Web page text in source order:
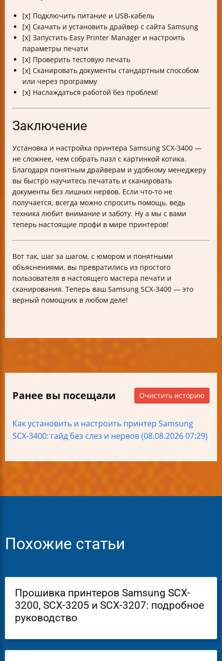
[x] Подключить питание и USB-кабель
[x] Скачать и установить драйвер с сайта Samsung
[x] Запустить Easy Printer Manager и настроить
параметры печати
[x] Проверить тестовую печать
[x] Сканировать документы стандартным способом
или через программу
[x] Наслаждаться работой без проблем!
Заключение
Установка и настройка принтера Samsung SCX-3400 —
не сложнее, чем собрать пазл с картинкой котика.
Благодаря понятным драйверам и удобному менеджеру
вы быстро научитесь печатать и сканировать
документы без лишних нервов. Если что-то не
получается, всегда можно спросить помощь, ведь
техника любит внимание и заботу. Ну а мы с вами
теперь настоящие профи в мире принтеров!
Вот так, шаг за шагом, с юмором и понятными
объяснениями, вы превратились из простого
пользователя в настоящего мастера печати и
сканирования. Теперь ваш Samsung SCX-3400 — это
верный помощник в любом деле!
Ранее вы посещали Очистить историю
Как установить и настроить принтер Samsung
SCX-3400: гайд без слез и нервов (08.08.2026 07:29)
Похожие статьи
Прошивка принтеров Samsung SCX-
3200, SCX-3205 и SCX-3207: подробное
руководство